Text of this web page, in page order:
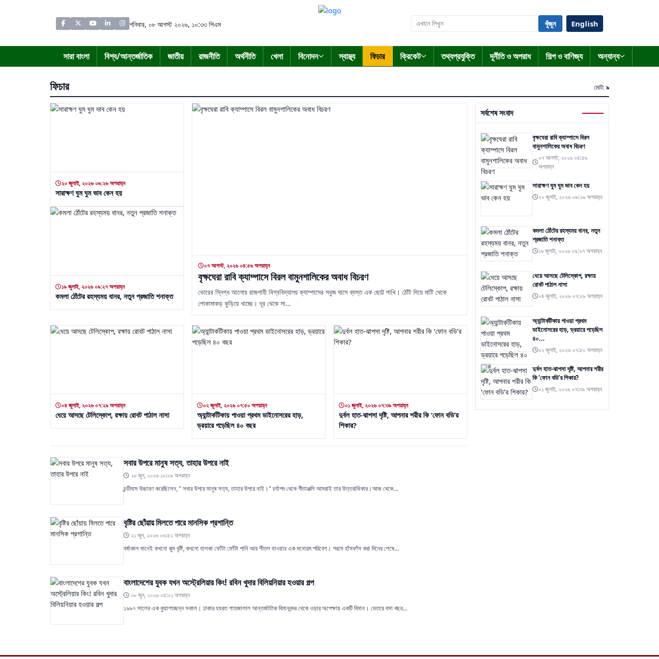
শনিবার, ০৮ আগস্ট ২০২৬, ১০:৩৩ পিএম খুঁজুন English
সারা বাংলা বিশ্ব/আন্তর্জাতিক জাতীয় রাজনীতি অর্থনীতি খেলা বিনোদন স্বাস্থ্য ফিচার ক্রিকেট তথ্যপ্রযুক্তি দূর্নীতি ও অপরাধ শিল্প ও বাণিজ্য অন্যান্য
ফিচার মোট: ৯
২০ জুলাই, ২০২৬ ০৬:২৬ অপরাহ্ন
সারাক্ষণ ঘুম ঘুম ভাব কেন হয়
১৯ জুলাই, ২০২৬ ০৯:২৭ অপরাহ্ন
কমলা ঠোঁটের রহস্যময় বানর, নতুন প্রজাতি শনাক্ত
০৭ আগস্ট, ২০২৬ ০৪:৫৬ অপরাহ্ন
বৃক্ষঘেরা রাবি ক্যাম্পাসে বিরল বামুনশালিকের অবাধ বিচরণ
ভোরের স্নিগ্ধ আলোয় রাজশাহী বিশ্ববিদ্যালয় ক্যাম্পাসের সবুজ ঘাসে ব্যস্ত এক ছোট্ট পাখি। ঠোঁট দিয়ে মাটি থেকে
পোকামাকড় কুড়িয়ে খাচ্ছে। দূর থেকে সা…
০৪ জুলাই, ২০২৬ ০৭:২৯ অপরাহ্ন
ধেয়ে আসছে টেলিস্কোপ, রক্ষায় রোবট পাঠাল নাসা
০২ জুলাই, ২০২৬ ০৭:৫০ অপরাহ্ন
অ্যান্টার্কটিকায় পাওয়া প্রথম ডাইনোসরের হাড়,
ড্রয়ারে পড়েছিল ৪০ বছর
০১ জুলাই, ২০২৬ ০৭:৩৯ অপরাহ্ন
দুর্বল হাত-ঝাপসা দৃষ্টি, আপনার শরীর কি ‘ফোন বডি’র
শিকার?
সবার উপরে মানুষ সত্য, তাহার উপরে নাই
২৮ জুন, ২০২৬ ১০:০৯ অপরাহ্ন
চন্ডীদাস উচ্চারণ করেছিলেন, " সবার উপরে মানুষ সত্য, তাহার উপরে নাই।" চর্যাপদ থেকে গীতাঞ্জলি আমরাই তার উত্তরাধিকার।আজ থেকে…
বৃষ্টির ছোঁয়ায় মিলতে পারে মানসিক প্রশান্তি
২১ জুন, ২০২৬ ০৬:৫২ অপরাহ্ন
বর্ষাকাল মানেই কখনো ঝুম বৃষ্টি, কখনো হালকা ফোঁটা ফোঁটা পানি আর শীতল হাওয়ার এক মনোরম পরিবেশ। গরমে হাঁসফাঁস করা দিনের শেষে…
বাংলাদেশের যুবক যখন অস্ট্রেলিয়ার কিং! রবিন খুদার বিলিয়নিয়ার হওয়ার গল্প
০৮ জুন, ২০২৬ ০৪:০১ অপরাহ্ন
১৯৯৭ সালের এক কুয়াশাচ্ছন্ন সকাল। ঢাকার হযরত শাহজালাল আন্তর্জাতিক বিমানবন্দর থেকে ওড়ার অপেক্ষায় একটি বিমান। ভেতরে বসা বছর…
সর্বশেষ সংবাদ
বৃক্ষঘেরা রাবি ক্যাম্পাসে বিরল
বামুনশালিকের অবাধ বিচরণ
০৭ আগস্ট, ২০২৬ ০৪:৫৬
অপরাহ্ন
সারাক্ষণ ঘুম ঘুম ভাব কেন হয়
২০ জুলাই, ২০২৬ ০৬:২৬ অপরাহ্ন
কমলা ঠোঁটের রহস্যময় বানর, নতুন
প্রজাতি শনাক্ত
১৯ জুলাই, ২০২৬ ০৯:২৭ অপরাহ্ন
ধেয়ে আসছে টেলিস্কোপ, রক্ষায়
রোবট পাঠাল নাসা
০৪ জুলাই, ২০২৬ ০৭:২৯ অপরাহ্ন
অ্যান্টার্কটিকায় পাওয়া প্রথম
ডাইনোসরের হাড়, ড্রয়ারে পড়েছিল
৪০...
০২ জুলাই, ২০২৬ ০৭:৫০ অপরাহ্ন
দুর্বল হাত-ঝাপসা দৃষ্টি, আপনার শরীর
কি ‘ফোন বডি’র শিকার?
০১ জুলাই, ২০২৬ ০৭:৩৯ অপরাহ্ন